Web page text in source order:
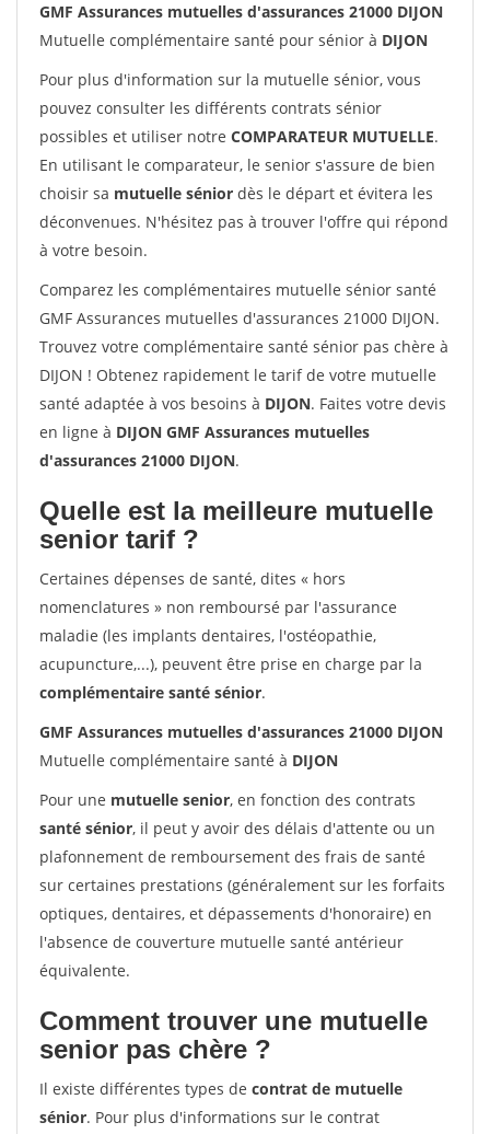
GMF Assurances mutuelles d'assurances 21000 DIJON
Mutuelle complémentaire santé pour sénior à DIJON
Pour plus d'information sur la mutuelle sénior, vous
pouvez consulter les différents contrats sénior
possibles et utiliser notre COMPARATEUR MUTUELLE.
En utilisant le comparateur, le senior s'assure de bien
choisir sa mutuelle sénior dès le départ et évitera les
déconvenues. N'hésitez pas à trouver l'offre qui répond
à votre besoin.
Comparez les complémentaires mutuelle sénior santé
GMF Assurances mutuelles d'assurances 21000 DIJON.
Trouvez votre complémentaire santé sénior pas chère à
DIJON ! Obtenez rapidement le tarif de votre mutuelle
santé adaptée à vos besoins à DIJON. Faites votre devis
en ligne à DIJON GMF Assurances mutuelles
d'assurances 21000 DIJON.
Quelle est la meilleure mutuelle
senior tarif ?
Certaines dépenses de santé, dites « hors
nomenclatures » non remboursé par l'assurance
maladie (les implants dentaires, l'ostéopathie,
acupuncture,...), peuvent être prise en charge par la
complémentaire santé sénior.
GMF Assurances mutuelles d'assurances 21000 DIJON
Mutuelle complémentaire santé à DIJON
Pour une mutuelle senior, en fonction des contrats
santé sénior, il peut y avoir des délais d'attente ou un
plafonnement de remboursement des frais de santé
sur certaines prestations (généralement sur les forfaits
optiques, dentaires, et dépassements d'honoraire) en
l'absence de couverture mutuelle santé antérieur
équivalente.
Comment trouver une mutuelle
senior pas chère ?
Il existe différentes types de contrat de mutuelle
sénior. Pour plus d'informations sur le contrat